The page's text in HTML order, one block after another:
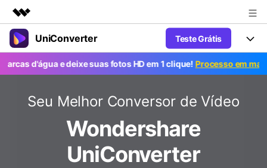
Produtos em destaque
Criatividade digital com IA generativa
Negócios
Visão geral
Sobre nós
Sala de imprensa
UniConverter Teste Grátis
Productos
UniConverter-Conversor de Vídeo
UniConverter para Windows
UniConverter para Mac
Características
Converter de voz em texto
texto para áudio e vídeo.
Ferramentas Online
d'água e deixe suas fotos HD em 1 clique!Processo em massa
Seu Melhor Conversor de Vídeo
Wondershare
UniConverter